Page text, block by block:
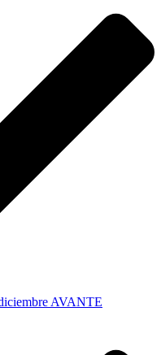
AVANTE